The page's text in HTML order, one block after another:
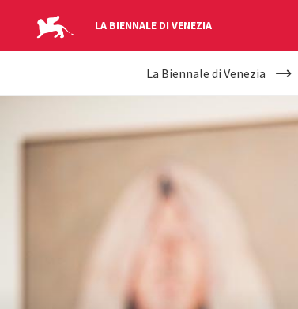
LA BIENNALE DI VENEZIA
YOUR
ARE
HERE
La Biennale di Venezia